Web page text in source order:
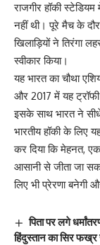
राजगीर हॉकी
नहीं थी। पूरे मैच के
खिलाड़ियों ने तिरंगा
स्वीकार किया।
यह भारत का चौथा
और 2017 में यह ट्रॉफी
इसके साथ भारत ने
भारतीय हॉकी के लिए
कर दिया कि मेहनत,
आसानी से जीता जा
लिए भी प्रेरणा बनेगी
पिता पर लगे
हिंदुस्तान का सिर